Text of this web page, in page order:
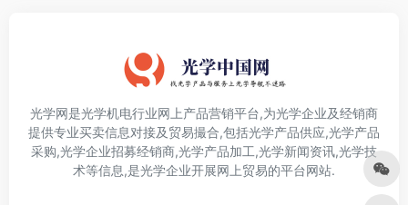
光学网是光学机电行业网上产品营销平台,为光学企业及经销商
提供专业买卖信息对接及贸易撮合,包括光学产品供应,光学产品
采购,光学企业招募经销商,光学产品加工,光学新闻资讯,光学技
术等信息,是光学企业开展网上贸易的平台网站.